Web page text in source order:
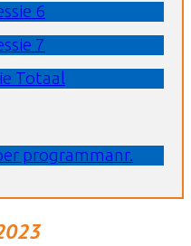
6
7
Totaal
programmanr.